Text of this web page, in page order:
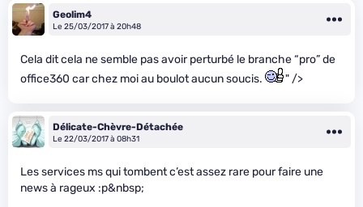
Geolim4
Le 25/03/2017 à 20h48
Cela dit cela ne semble pas avoir perturbé le branche “pro” de
office360 car chez moi au boulot aucun soucis.
" />
Délicate-Chèvre-Détachée
Le 22/03/2017 à 08h31
Les services ms qui tombent c’est assez rare pour faire une
news à rageux :p&nbsp;